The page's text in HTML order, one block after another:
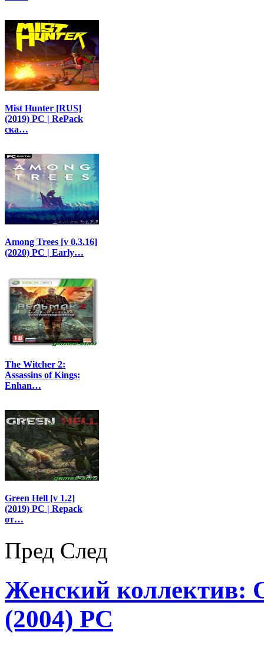
Mist Hunter [RUS]
(2019) PC | RePack
ска…
Among Trees [v 0.3.16]
(2020) PC | Early…
The Witcher 2:
Assassins of Kings:
Enhan…
Green Hell [v 1.2]
(2019) PC | Repack
от…
Пред След
Женский коллектив:
(2004) PC